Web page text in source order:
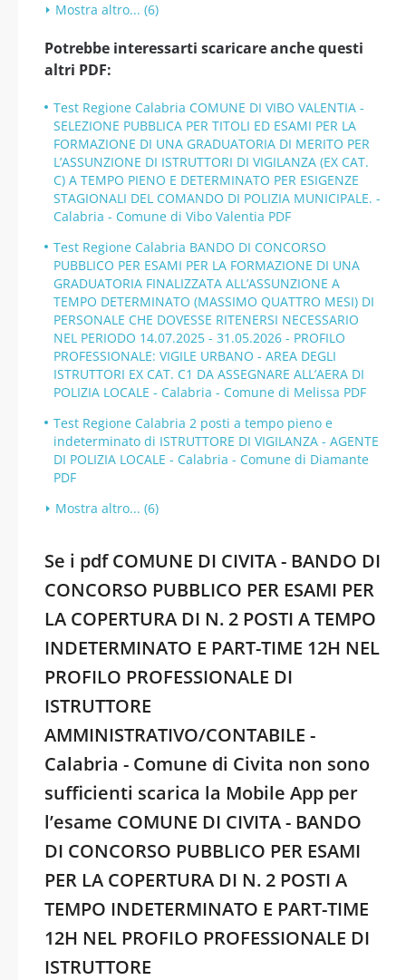
Mostra altro... (6)
Potrebbe interessarti scaricare anche questi
altri PDF:
Test Regione Calabria COMUNE DI VIBO VALENTIA -
SELEZIONE PUBBLICA PER TITOLI ED ESAMI PER LA
FORMAZIONE DI UNA GRADUATORIA DI MERITO PER
L’ASSUNZIONE DI ISTRUTTORI DI VIGILANZA (EX CAT.
C) A TEMPO PIENO E DETERMINATO PER ESIGENZE
STAGIONALI DEL COMANDO DI POLIZIA MUNICIPALE. -
Calabria - Comune di Vibo Valentia PDF
Test Regione Calabria BANDO DI CONCORSO
PUBBLICO PER ESAMI PER LA FORMAZIONE DI UNA
GRADUATORIA FINALIZZATA ALL’ASSUNZIONE A
TEMPO DETERMINATO (MASSIMO QUATTRO MESI) DI
PERSONALE CHE DOVESSE RITENERSI NECESSARIO
NEL PERIODO 14.07.2025 - 31.05.2026 - PROFILO
PROFESSIONALE: VIGILE URBANO - AREA DEGLI
ISTRUTTORI EX CAT. C1 DA ASSEGNARE ALL’AERA DI
POLIZIA LOCALE - Calabria - Comune di Melissa PDF
Test Regione Calabria 2 posti a tempo pieno e
indeterminato di ISTRUTTORE DI VIGILANZA - AGENTE
DI POLIZIA LOCALE - Calabria - Comune di Diamante
PDF
Mostra altro... (6)
Se i pdf COMUNE DI CIVITA - BANDO DI
CONCORSO PUBBLICO PER ESAMI PER
LA COPERTURA DI N. 2 POSTI A TEMPO
INDETERMINATO E PART-TIME 12H NEL
PROFILO PROFESSIONALE DI
ISTRUTTORE
AMMINISTRATIVO/CONTABILE -
Calabria - Comune di Civita non sono
sufficienti scarica la Mobile App per
l’esame COMUNE DI CIVITA - BANDO
DI CONCORSO PUBBLICO PER ESAMI
PER LA COPERTURA DI N. 2 POSTI A
TEMPO INDETERMINATO E PART-TIME
12H NEL PROFILO PROFESSIONALE DI
ISTRUTTORE